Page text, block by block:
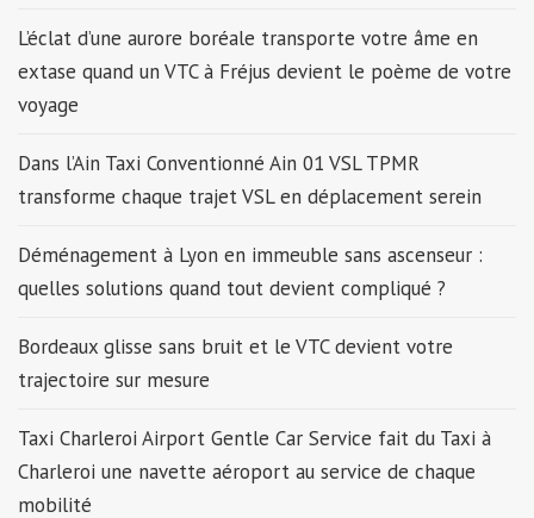
L’éclat d’une aurore boréale transporte votre âme en
extase quand un VTC à Fréjus devient le poème de votre
voyage
Dans l’Ain Taxi Conventionné Ain 01 VSL TPMR
transforme chaque trajet VSL en déplacement serein
Déménagement à Lyon en immeuble sans ascenseur :
quelles solutions quand tout devient compliqué ?
Bordeaux glisse sans bruit et le VTC devient votre
trajectoire sur mesure
Taxi Charleroi Airport Gentle Car Service fait du Taxi à
Charleroi une navette aéroport au service de chaque
mobilité